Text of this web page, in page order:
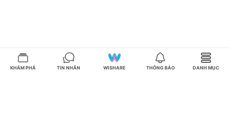
KHÁM PHÁ TIN NHẮN WISHARE THÔNG BÁO DANH MỤC